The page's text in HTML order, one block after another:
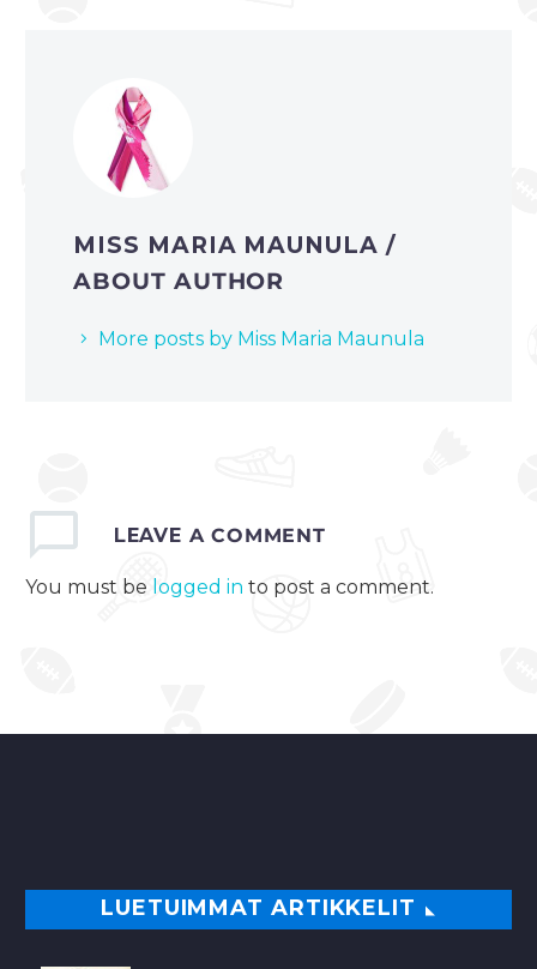
MISS MARIA MAUNULA/
ABOUT AUTHOR
More posts by Miss Maria Maunula
LEAVE A COMMENT
You must be logged in to post a comment.
LUETUIMMAT ARTIKKELIT